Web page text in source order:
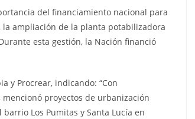
del financiamiento nacional para
la ampliación de la planta potabilizadora
esta gestión, la Nación financió
y Procrear, indicando: “Con
proyectos de urbanización
Los Pumitas y Santa Lucía en